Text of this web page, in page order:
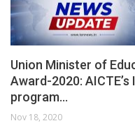
Union Minister of
Award-2020:
program…
Nov 18, 2020